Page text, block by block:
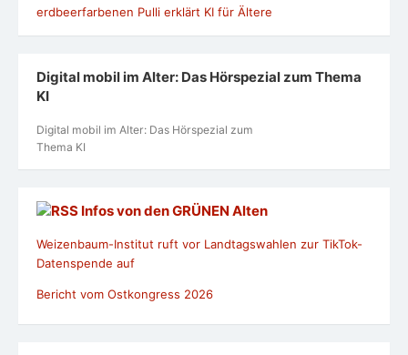
Digital mobil im Alter: Das Hörspezial zum Thema
KI
Digital mobil im Alter: Das Hörspezial zum
Thema KI
Infos von den GRÜNEN Alten
Weizenbaum-Institut ruft vor Landtagswahlen zur TikTok-
Datenspende auf
Bericht vom Ostkongress 2026